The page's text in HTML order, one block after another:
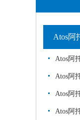
Atos阿
Atos阿
Atos阿
Atos阿
Atos阿